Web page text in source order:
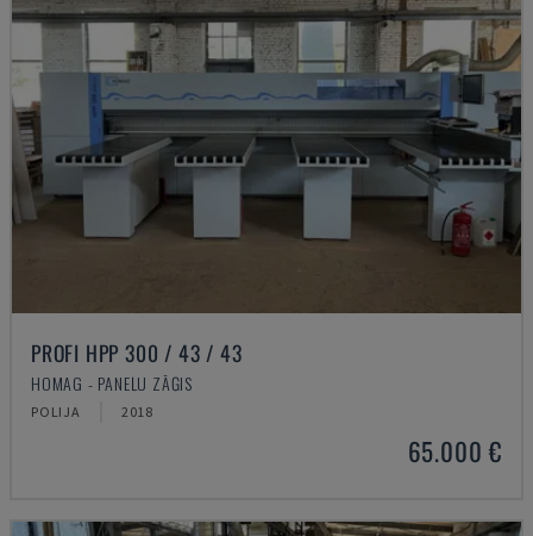
PROFI HPP 300 / 43 / 43
HOMAG - PANEĻU ZĀĢIS
POLIJA 2018
65.000 €